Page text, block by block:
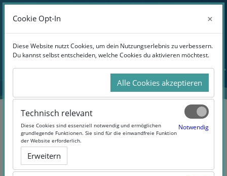
Zum Hauptinhalt
Website-Übersicht
Anmelden
Smarter German - Hörtraining
A1.2
Cookie Opt-In ×
Diese Website nutzt Cookies, um dein Nutzungserlebnis zu verbessern.
Du kannst selbst entscheiden, welche Cookies du aktivieren möchtest.
Alle Cookies akzeptieren
Technisch relevant
Diese Cookies sind essenziell notwendig und ermöglichen
grundlegende Funktionen. Sie sind für die einwandfreie Funktion
der Website erforderlich.
Notwendig
Erweitern
Cookie Opt-In ×
Diese Website nutzt Cookies, um dein Nutzungserlebnis zu verbessern.
Du kannst selbst entscheiden, welche Cookies du aktivieren möchtest.
Alle Cookies akzeptieren
Technisch relevant
Diese Cookies sind essenziell notwendig und ermöglichen
grundlegende Funktionen. Sie sind für die einwandfreie Funktion
der Website erforderlich.
Notwendig
Erweitern